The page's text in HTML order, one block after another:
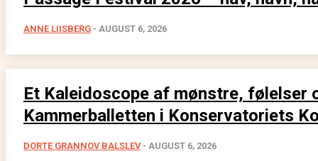
ANNE LIISBERG - AUGUST 6, 2026
Et Kaleidoscope af mønstre, følelser
Kammerballetten i Konservatoriets
DORTE GRANNOV BALSLEV - AUGUST 6, 2026